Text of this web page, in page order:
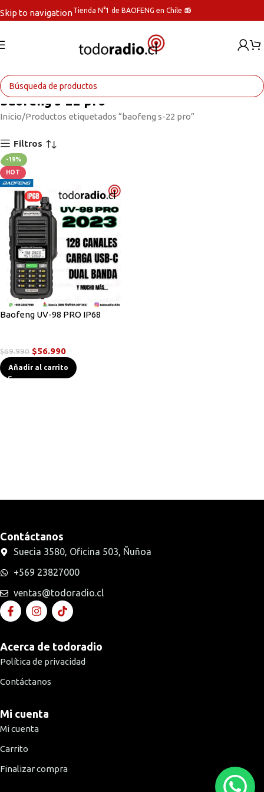
Skip to navigationTienda N°1 de BAOFENG en Chile 📻
baofeng s-22 pro
Inicio Productos etiquetados “baofeng s-22 pro”
Filtros
-19%
HOT
Baofeng UV-98 PRO IP68
$69.990 $56.990
Añadir al carrito
Contáctanos
Suecia 3580, Oficina 503, Ñuñoa
+569 23827000
ventas@todoradio.cl
Acerca de todoradio
Política de privacidad
Contáctanos
Mi cuenta
Mi cuenta
Carrito
Finalizar compra